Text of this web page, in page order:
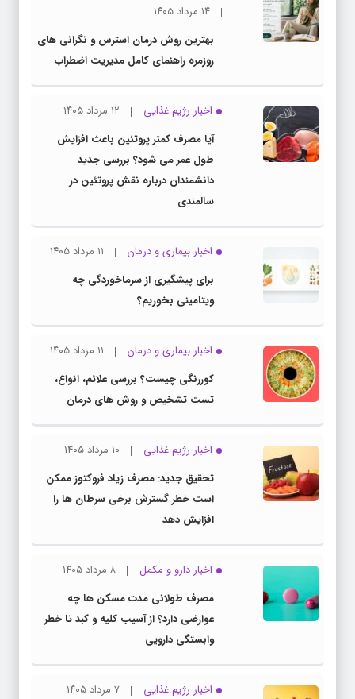
۱۴ مرداد ۱۴۰۵
بهترین روش درمان استرس و نگرانی های
روزمره راهنمای کامل مدیریت اضطراب
اخبار رژیم غذایی
۱۲ مرداد ۱۴۰۵
آیا مصرف کمتر پروتئین باعث افزایش
طول عمر می شود؟ بررسی جدید
دانشمندان درباره نقش پروتئین در
سالمندی
اخبار بیماری و درمان
۱۱ مرداد ۱۴۰۵
برای پیشگیری از سرماخوردگی چه
ویتامینی بخوریم؟
اخبار بیماری و درمان
۱۱ مرداد ۱۴۰۵
کوررنگی چیست؟ بررسی علائم، انواع،
تست تشخیص و روش های درمان
اخبار رژیم غذایی
۱۰ مرداد ۱۴۰۵
تحقیق جدید: مصرف زیاد فروکتوز ممکن
است خطر گسترش برخی سرطان ها را
افزایش دهد
اخبار دارو و مکمل
۸ مرداد ۱۴۰۵
مصرف طولانی مدت مسکن ها چه
عوارضی دارد؟ از آسیب کلیه و کبد تا خطر
وابستگی دارویی
اخبار رژیم غذایی
۷ مرداد ۱۴۰۵